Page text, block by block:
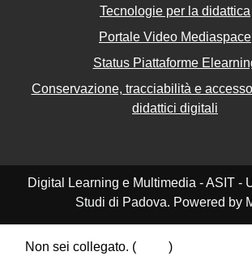
Tecnologie per la didattica
Portale Video Mediaspace
Status Piattaforme
Conservazione, tracciabilità e
didattici digitali
Digital Learning e Multimedia - ASIT -
Studi di Padova. Powered by
Non sei collegato. ( )